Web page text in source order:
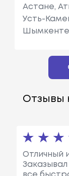
Астане,
Усть-
Шымкенте
Отзывы
Отличный
Заказывал